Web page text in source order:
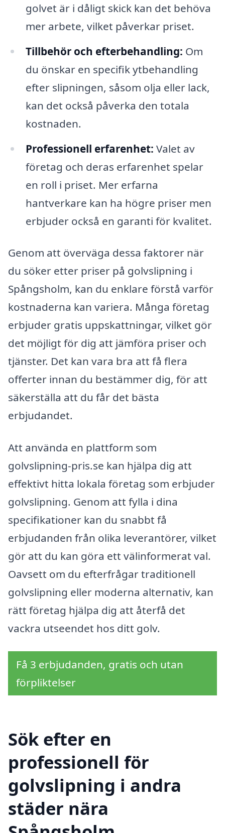
golvet är i dåligt skick kan det behöva
mer arbete, vilket påverkar priset.
Tillbehör och efterbehandling: Om
du önskar en specifik ytbehandling
efter slipningen, såsom olja eller lack,
kan det också påverka den totala
kostnaden.
Professionell erfarenhet: Valet av
företag och deras erfarenhet spelar
en roll i priset. Mer erfarna
hantverkare kan ha högre priser men
erbjuder också en garanti för kvalitet.
Genom att överväga dessa faktorer när
du söker etter priser på golvslipning i
Spångsholm, kan du enklare förstå varför
kostnaderna kan variera. Många företag
erbjuder gratis uppskattningar, vilket gör
det möjligt för dig att jämföra priser och
tjänster. Det kan vara bra att få flera
offerter innan du bestämmer dig, för att
säkerställa att du får det bästa
erbjudandet.
Att använda en plattform som
golvslipning-pris.se kan hjälpa dig att
effektivt hitta lokala företag som erbjuder
golvslipning. Genom att fylla i dina
specifikationer kan du snabbt få
erbjudanden från olika leverantörer, vilket
gör att du kan göra ett välinformerat val.
Oavsett om du efterfrågar traditionell
golvslipning eller moderna alternativ, kan
rätt företag hjälpa dig att återfå det
vackra utseendet hos ditt golv.
Få 3 erbjudanden, gratis och utan
förpliktelser
Sök efter en
professionell för
golvslipning i andra
städer nära